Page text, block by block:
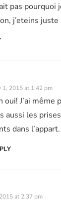
pas pourquoi
j’eteins
1, 2015 at 1:42 pm
oui! J’ai même
aussi les
dans
at 2:37 pm